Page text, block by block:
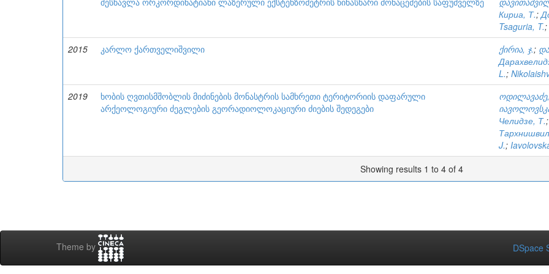
Кириа, Т.;
Tsaguria, T.;
2015
კარლო ქართველიშვილი ქირია, ჯ.;
L.;
2019
ხობის ღვთისმშობლის მიძინების მონასტრის სამხრეთი ტერიტორიის დაფარული
არქეოლოგიური ძეგლების გეორადიოლოკაციური ძიების შედეგები
Челидзе, Т.
J.;
Showing results 1 to 4 of 4
Theme by DSpace